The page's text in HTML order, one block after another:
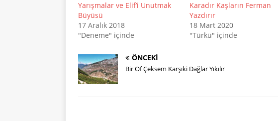
Yarışmalar ve Elif’i Unutmak
Büyüsü
17 Aralık 2018
"Deneme" içinde
Karadır Kaşların Ferman
Yazdırır
18 Mart 2020
"Türkü" içinde
ÖNCEKI
Bir Of Çeksem Karşıki Dağlar Yıkılır